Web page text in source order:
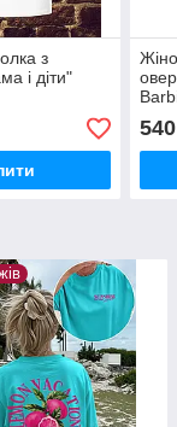
з
і діти"
540